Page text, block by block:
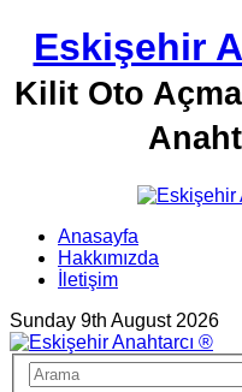
Eskişehir
Kilit Oto
Anasayfa
Hakkımızda
İletişim
Sunday 9th August 2026